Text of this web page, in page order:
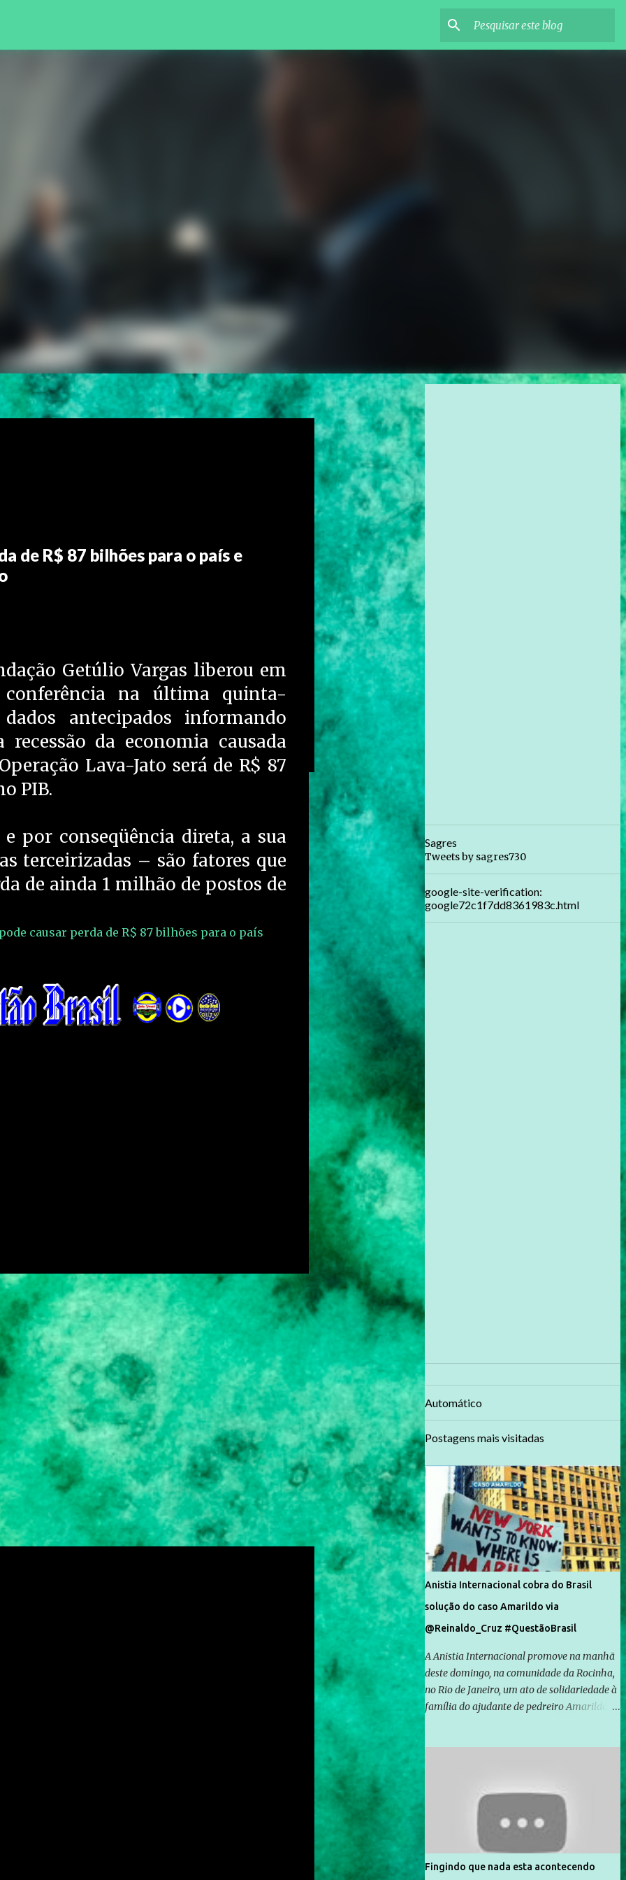
de R$ 87 bilhões para o país e
Getúlio Vargas liberou em
na última quinta-
antecipados informando
recessão da economia causada
Lava-Jato será de R$ 87
PIB.
por conseqüência direta, a sua
terceirizadas – são fatores que
de ainda 1 milhão de postos de
causar perda de R$ 87 bilhões para o país
Sagres
Tweets by sagres730
google-site-verification:
google72c1f7dd8361983c.html
Automático
Postagens mais visitadas
Anistia Internacional cobra do Brasil
solução do caso Amarildo via
@Reinaldo_Cruz #QuestãoBrasil
A Anistia Internacional promove na manhã
deste domingo, na comunidade da Rocinha,
no Rio de Janeiro, um ato de solidariedade à
família do ajudante de pedreiro Amarildo de
Rocinha. A assessora de Direitos Humanos
da Anistia Internacional, Renata Neder, disse
à Agência Brasil que ações e atividades de
mobilização são feitas normalmente pela
organização não governamental. As ações
de solidariedade são promovidas em apoio
Fingindo que nada esta acontecendo